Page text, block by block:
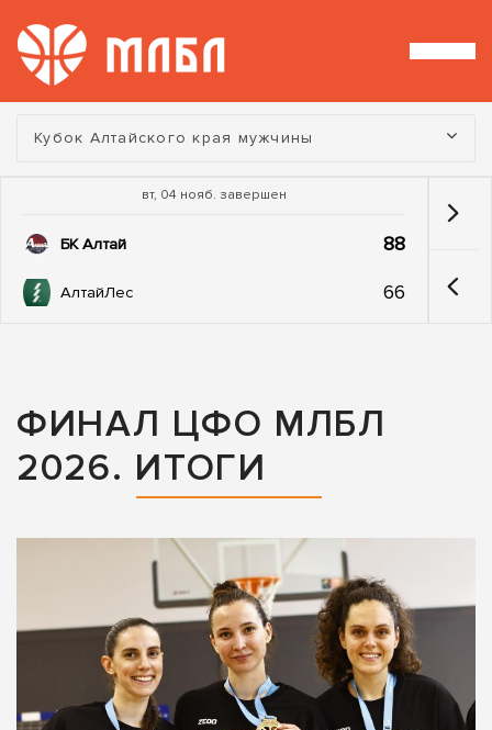
Турнир:
Кубок Алтайского края мужчины
вт, 04 нояб. завершен
БК Алтай 88
АлтайЛес 66
ФИНАЛ ЦФО МЛБЛ
2026. ИТОГИ